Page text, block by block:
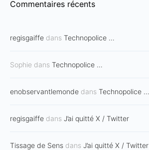
Commentaires récents
regisgaiffe dans Technopolice …
Sophie dans Technopolice …
enobservantlemonde dans Technopolice …
regisgaiffe dans J’ai quitté X / Twitter
Tissage de Sens dans J’ai quitté X / Twitter